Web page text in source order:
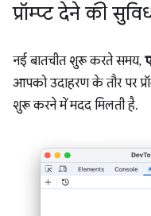
प्रॉम्प्ट देने की
नई बातचीत शुरू करते समय,
आपको उदाहरण के तौर पर
शुरू करने में मदद मिलती है.